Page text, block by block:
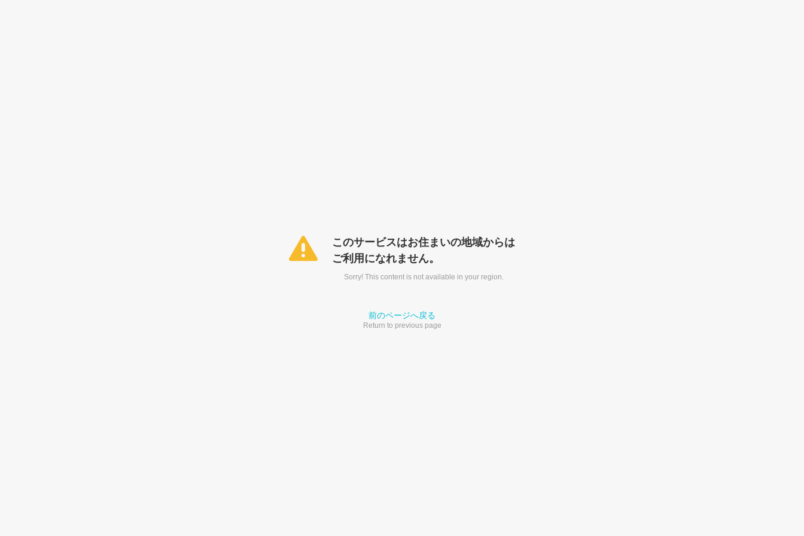
このサービスはお住まいの地域からは
ご利用になれません。
Sorry! This content is not available in your region.
前のページへ戻る
Return to previous page